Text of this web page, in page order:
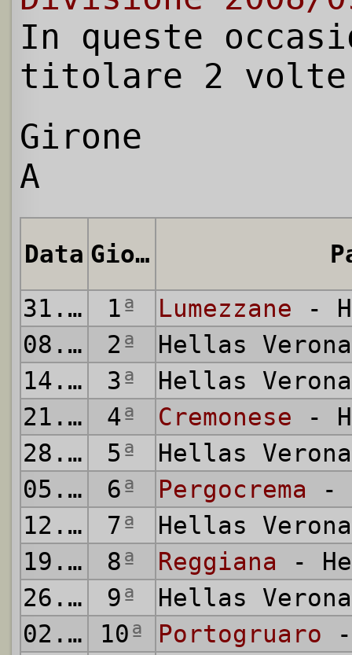
In queste
titolare 2
Girone
A
Data Giornata
31.08.2008
1ª Lumezzane -
08.09.2008
2ª
Hellas
14.09.2008
3ª
Hellas
21.09.2008
4ª Cremonese -
28.09.2008
5ª
Hellas
05.10.2008
6ª Pergocrema -
12.10.2008
7ª
Hellas
19.10.2008
8ª Reggiana -
26.10.2008
9ª
Hellas
02.11.2008
10ª Portogruaro